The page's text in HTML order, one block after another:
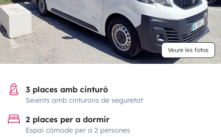
Veure les fotos
3 places amb cinturó
Seients amb cinturons de seguretat
2 places per a dormir
Espai còmode per a 2 persones